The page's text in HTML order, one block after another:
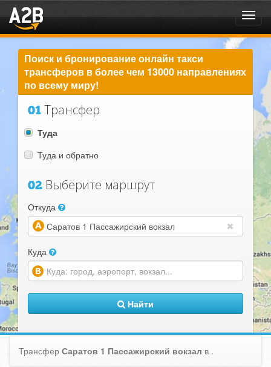
Поиск и бронирование онлайн такси
трансферов в более чем 13000 направлениях
по всему миру!
01 Трансфер
Туда
Туда и обратно
02 Выберите маршрут
Откуда
Куда
Найти
Трансфер Саратов 1 Пассажирский вокзал в .